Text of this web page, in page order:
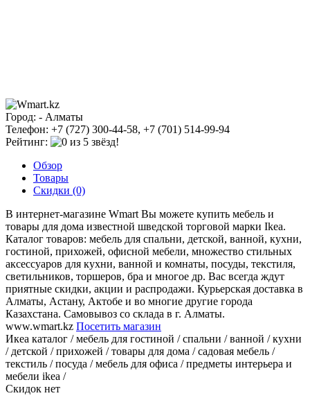
Город: - Алматы
Телефон: +7 (727) 300-44-58, +7 (701) 514-99-94
Рейтинг:
Обзор
Товары
Скидки (0)
В интернет-магазине Wmart Вы можете купить мебель и
товары для дома известной шведской торговой марки Ikea.
Каталог товаров: мебель для спальни, детской, ванной, кухни,
гостиной, прихожей, офисной мебели, множество стильных
аксессуаров для кухни, ванной и комнаты, посуды, текстиля,
светильников, торшеров, бра и многое др. Вас всегда ждут
приятные скидки, акции и распродажи. Курьерская доставка в
Алматы, Астану, Актобе и во многие другие города
Казахстана. Самовывоз со склада в г. Алматы.
www.wmart.kz Посетить магазин
Икеа каталог / мебель для гостиной / спальни / ванной / кухни
/ детской / прихожей / товары для дома / садовая мебель /
текстиль / посуда / мебель для офиса / предметы интерьера и
мебели ikea /
Скидок нет